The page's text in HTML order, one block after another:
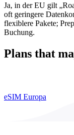
Ja, in der EU gilt
oft geringere
flexiblere Pakete;
Buchung.
Plans that
eSIM Europa